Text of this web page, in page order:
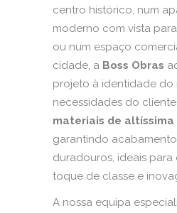
centro histórico, num
moderno com vista
ou num espaço
cidade, a Boss Obras
projeto à identidade do
necessidades do
materiais de
garantindo
duradouros, ideais para
toque de classe e
A nossa equipa